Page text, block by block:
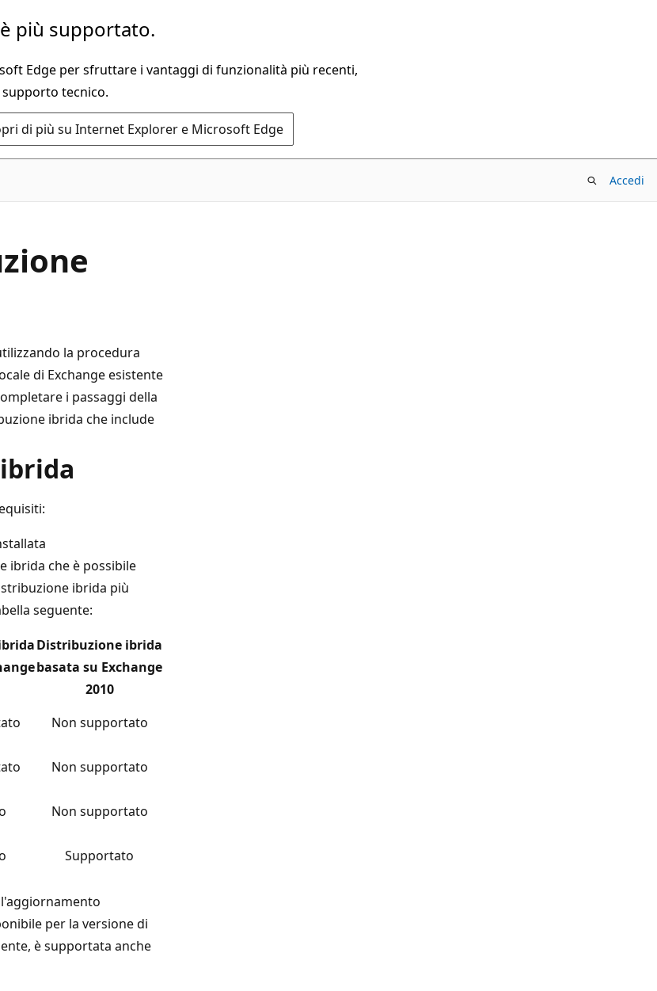
più supportato.
Edge per sfruttare i vantaggi di funzionalità più recenti,
tecnico.
di più su Internet Explorer e Microsoft Edge
Accedi
la procedura
di Exchange esistente
i passaggi della
ibrida che include
ibrida che è possibile
ibrida più
seguente:
Distribuzione ibrida
basata su Exchange
2010
Non supportato
Non supportato
Non supportato
Supportato
per la versione di
è supportata anche